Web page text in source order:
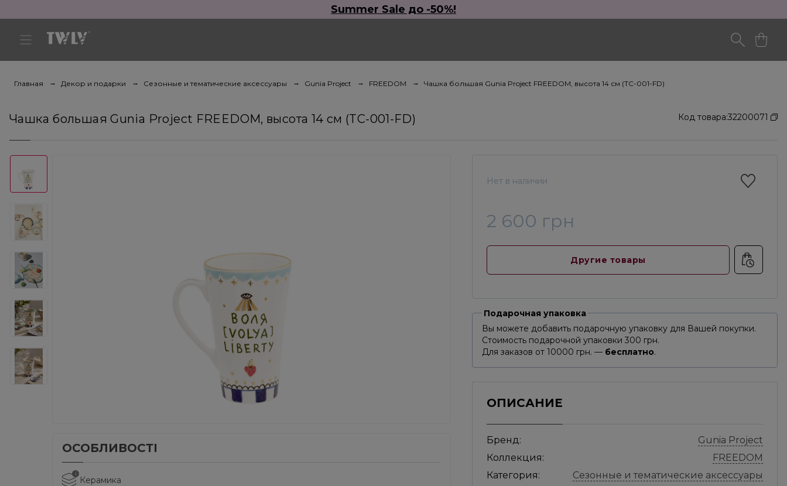
Summer Sale до -50%!
Главная Декор и подарки Сезонные и тематические аксессуары Gunia Project FREEDOM Чашка большая Gunia Project FREEDOM, высота 14 см (TC-001-FD)
Чашка большая Gunia Project FREEDOM, высота 14 см (TC-001-FD) Код товара:32200071
ОСОБЛИВОСТІ
i
Керамика
Нет в наличии
2 600 грн
Другие товары
Подарочная упаковка
Вы можете добавить подарочную упаковку для Вашей покупки.
Стоимость подарочной упаковки 300 грн.
Для заказов от 10000 грн. — бесплатно.
ОПИСАНИЕ
Бренд:
Gunia Project
Коллекция:
FREEDOM
Категория:
Сезонные и тематические аксессуары